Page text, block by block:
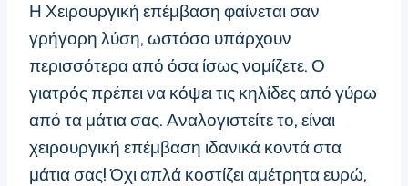
Η Χειρουργική επέμβαση φαίνεται σαν
γρήγορη λύση, ωστόσο υπάρχουν
περισσότερα από όσα ίσως νομίζετε. Ο
γιατρός πρέπει να κόψει τις κηλίδες από γύρω
από τα μάτια σας. Αναλογιστείτε το, είναι
χειρουργική επέμβαση ιδανικά κοντά στα
μάτια σας! Όχι απλά κοστίζει αμέτρητα ευρώ,